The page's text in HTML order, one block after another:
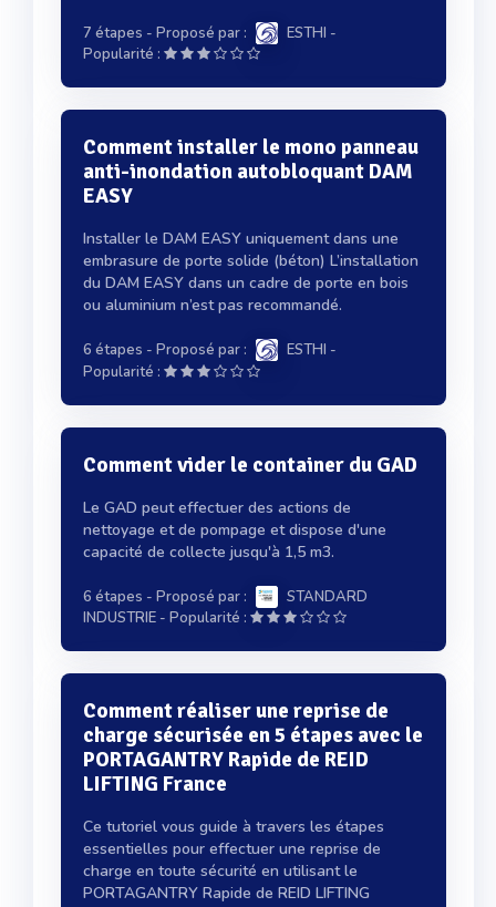
7 étapes - Proposé par : ESTHI -
Popularité :
Comment installer le mono panneau
anti-inondation autobloquant DAM
EASY
Installer le DAM EASY uniquement dans une
embrasure de porte solide (béton) L’installation
du DAM EASY dans un cadre de porte en bois
ou aluminium n’est pas recommandé.
6 étapes - Proposé par : ESTHI -
Popularité :
Comment vider le container du GAD
Le GAD peut effectuer des actions de
nettoyage et de pompage et dispose d'une
capacité de collecte jusqu'à 1,5 m3.
6 étapes - Proposé par :
STANDARD
INDUSTRIE - Popularité :
Comment réaliser une reprise de
charge sécurisée en 5 étapes avec le
PORTAGANTRY Rapide de REID
LIFTING France
Ce tutoriel vous guide à travers les étapes
essentielles pour effectuer une reprise de
charge en toute sécurité en utilisant le
PORTAGANTRY Rapide de REID LIFTING